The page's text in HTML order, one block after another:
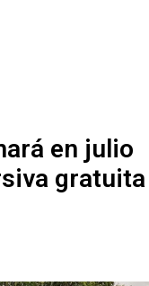
en julio
gratuita